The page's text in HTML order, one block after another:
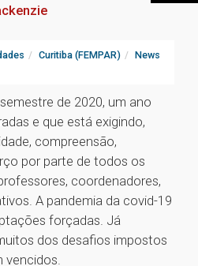
Curitiba (FEMPAR) News
de 2020, um ano
e que está exigindo,
compreensão,
por parte de todos os
coordenadores,
A pandemia da covid-19
forçadas. Já
dos desafios impostos
vencidos.